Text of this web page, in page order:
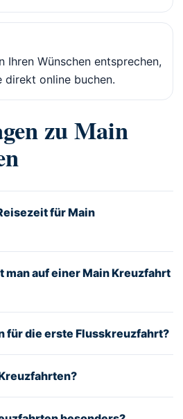
Ihren Wünschen entsprechen,
direkt online buchen.
zu Main
für Main
man auf einer Main Kreuzfahrt
für die erste Flusskreuzfahrt?